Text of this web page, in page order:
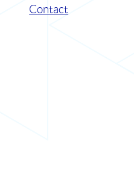
Contact